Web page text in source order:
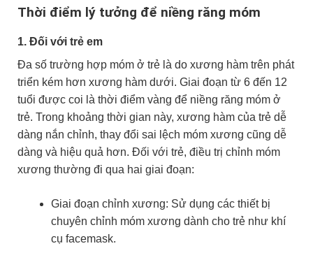
Thời điểm lý tưởng để niềng răng móm
1. Đối với trẻ em
Đa số trường hợp móm ở trẻ là do xương hàm trên phát
triển kém hơn xương hàm dưới. Giai đoạn từ 6 đến 12
tuổi được coi là thời điểm vàng để niềng răng móm ở
trẻ. Trong khoảng thời gian này, xương hàm của trẻ dễ
dàng nắn chỉnh, thay đổi sai lệch móm xương cũng dễ
dàng và hiệu quả hơn. Đối với trẻ, điều trị chỉnh móm
xương thường đi qua hai giai đoạn:
Giai đoạn chỉnh xương: Sử dụng các thiết bị
chuyên chỉnh móm xương dành cho trẻ như khí
cụ facemask.